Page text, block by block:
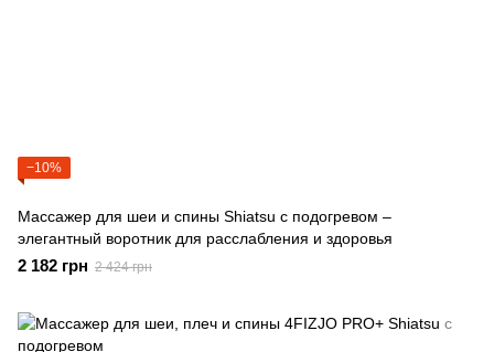
−10%
Массажер для шеи и спины Shiatsu с подогревом –
элегантный воротник для расслабления и здоровья
2 182 грн 2 424 грн